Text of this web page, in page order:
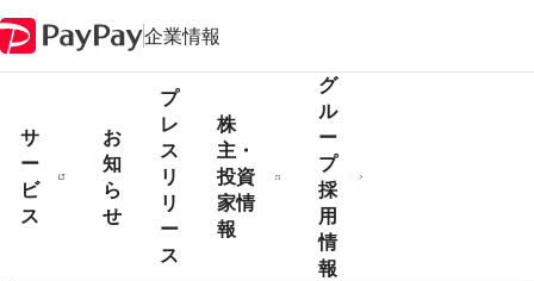
企業情報
サ
ー
ビ
ス
お
知
ら
せ
プ
レ
ス
リ
リ
ー
ス
株
主・
投資
家情
報
グ
ル
ー
プ
採
用
情
報